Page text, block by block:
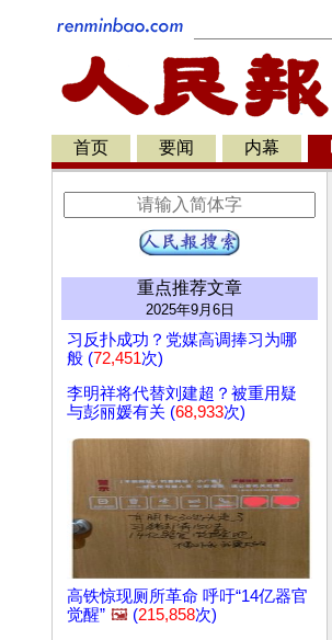
首页 要闻 内幕
重点推荐文章
2025年9月6日
习反扑成功？党媒高调捧习为哪
般 (72,451次)
李明祥将代替刘建超？被重用疑
与彭丽媛有关 (68,933次)
高铁惊现厕所革命 呼吁“14亿器官
觉醒” 🖼️ (215,858次)